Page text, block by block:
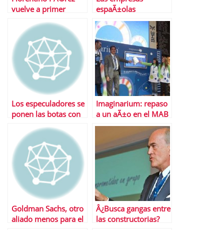
vuelve a primer
operaciÃ³n de
marketing financiero
espaÃ±olas
descubren de repente
que Polonia es un
paraÃ­so
Los especuladores se
ponen las botas con
sobre Hochtief
Imaginarium: repaso
a un aÃ±o en el MAB
Goldman Sachs, otro
aliado menos para el
Â¿Busca gangas entre
las constructorias?